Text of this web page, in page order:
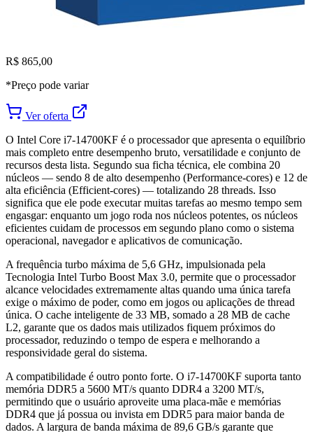
R$ 865,00
*Preço pode variar
Ver oferta
O Intel Core i7-14700KF é o processador que apresenta o equilíbrio
mais completo entre desempenho bruto, versatilidade e conjunto de
recursos desta lista. Segundo sua ficha técnica, ele combina 20
núcleos — sendo 8 de alto desempenho (Performance-cores) e 12 de
alta eficiência (Efficient-cores) — totalizando 28 threads. Isso
significa que ele pode executar muitas tarefas ao mesmo tempo sem
engasgar: enquanto um jogo roda nos núcleos potentes, os núcleos
eficientes cuidam de processos em segundo plano como o sistema
operacional, navegador e aplicativos de comunicação.
A frequência turbo máxima de 5,6 GHz, impulsionada pela
Tecnologia Intel Turbo Boost Max 3.0, permite que o processador
alcance velocidades extremamente altas quando uma única tarefa
exige o máximo de poder, como em jogos ou aplicações de thread
única. O cache inteligente de 33 MB, somado a 28 MB de cache
L2, garante que os dados mais utilizados fiquem próximos do
processador, reduzindo o tempo de espera e melhorando a
responsividade geral do sistema.
A compatibilidade é outro ponto forte. O i7-14700KF suporta tanto
memória DDR5 a 5600 MT/s quanto DDR4 a 3200 MT/s,
permitindo que o usuário aproveite uma placa-mãe e memórias
DDR4 que já possua ou invista em DDR5 para maior banda de
dados. A largura de banda máxima de 89,6 GB/s garante que